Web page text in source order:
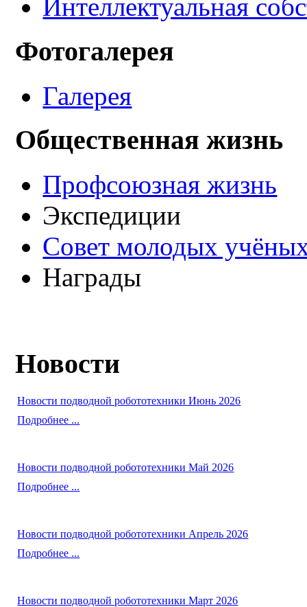
Интеллектуальная
Фотогалерея
Галерея
Общественная жизнь
Профсоюзная жизнь
Экспедиции
Совет молодых
Награды
Новости
Новости подводной робототехники Июнь 2026
Подробнее ...
Новости подводной робототехники Май 2026
Подробнее ...
Новости подводной робототехники Апрель 2026
Подробнее ...
Новости подводной робототехники Март 2026